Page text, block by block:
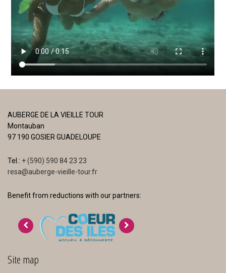
AUBERGE DE LA VIEILLE TOUR
Montauban
97 190 GOSIER GUADELOUPE
Tel.: + (590) 590 84 23 23
resa@auberge-vieille-tour.fr
Benefit from reductions with our partners:
Site map